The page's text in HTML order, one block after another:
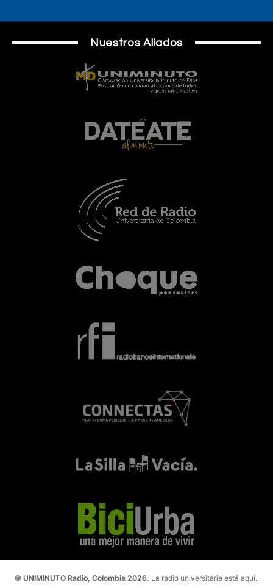
Nuestros Aliados
© UNIMINUTO Radio, Colombia 2026. La radio universitaria está aquí.